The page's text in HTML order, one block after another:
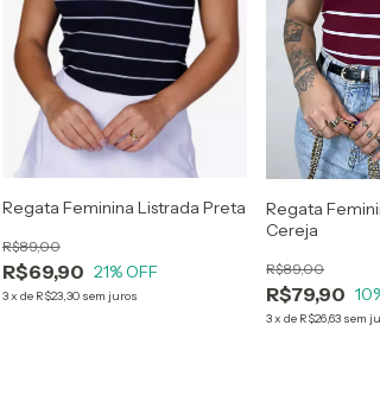
Regata Feminina Listrada Preta
R$69,90
R$89,00
21% OFF
3x de R$23,30 sem juros
Regata
Cereja
R$79,90
R$89,00
10
3xde R$26,63 sem